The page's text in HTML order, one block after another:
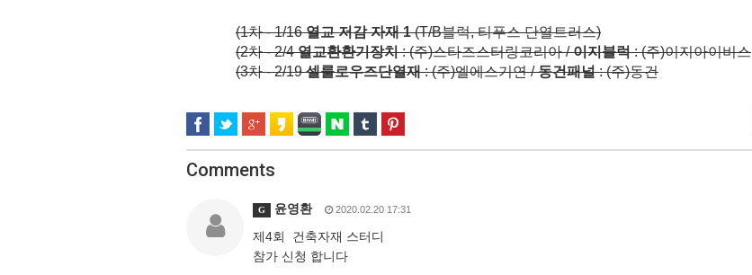
(1차 - 1/16열교 저감 자재 1(T/B블럭, 티푸스 단열트러스)
(2차 - 2/4열교환환기장치: (주)스타즈스터링코리아 /이지블럭: (주)이지아이비스
(3차 - 2/19셀룰로우즈단열재: (주)엘에스기연 /동건패널: (주)동건
Comments
G 윤영환 2020.02.20 17:31
제4회 건축자재 스터디
참가 신청 합니다